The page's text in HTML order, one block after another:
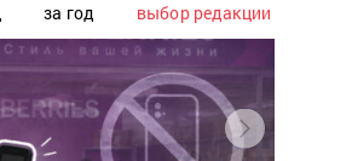
за год выбор редакции